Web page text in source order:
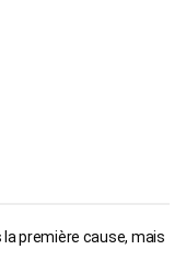
la première cause, mais